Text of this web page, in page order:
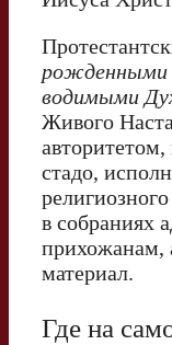
рожденными
водимыми
Живого
авторитетом,
стадо,
в собраниях
прихожанам,
материал.
Где на